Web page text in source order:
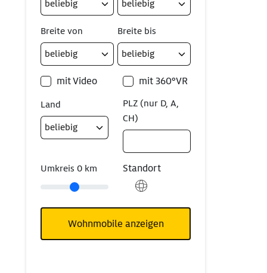
Breite von Breite bis
mit Video mit 360°VR
Land
PLZ (nur D, A,
CH)
Umkreis 0 km Standort
Wohnmobile anzeigen